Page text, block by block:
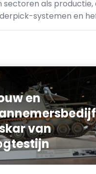
als
systemen en
en
van